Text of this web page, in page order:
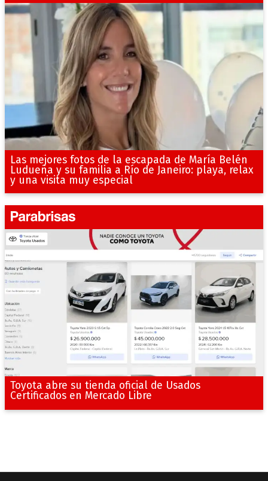
Las mejores fotos de la escapada de María Belén
Ludueña y su familia a Río de Janeiro: playa, relax
y una visita muy especial
Toyota abre su tienda oficial de Usados
Certificados en Mercado Libre